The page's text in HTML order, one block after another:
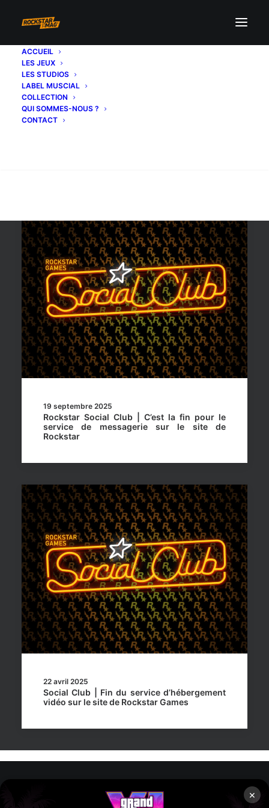
×
ACCUEIL
LES JEUX
LES STUDIOS
LABEL MUSCIAL
COLLECTION
QUI SOMMES-NOUS ?
CONTACT
19 septembre 2025
Rockstar Social Club | C’est la fin pour le
service de messagerie sur le site de
Rockstar
22 avril 2025
Social Club | Fin du service d’hébergement
vidéo sur le site de Rockstar Games
Rockstar Mag’, Copyright © 2013-2026 – Tous droits réservés –